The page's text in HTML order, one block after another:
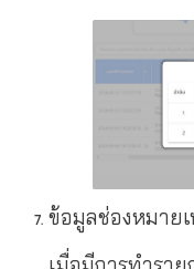
ข้อมูลช่องหมาย